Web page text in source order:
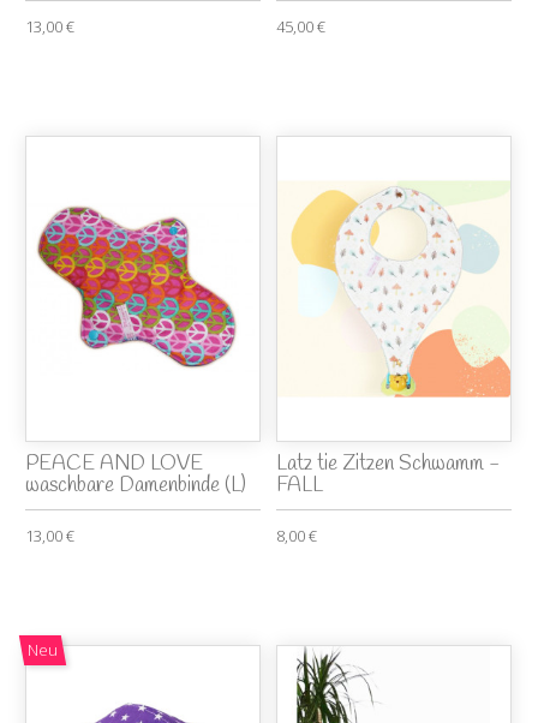
13,00 € 45,00 €
PEACE AND LOVE
waschbare Damenbinde (L)
13,00 €
Latz tie Zitzen Schwamm -
FALL
8,00 €
Neu